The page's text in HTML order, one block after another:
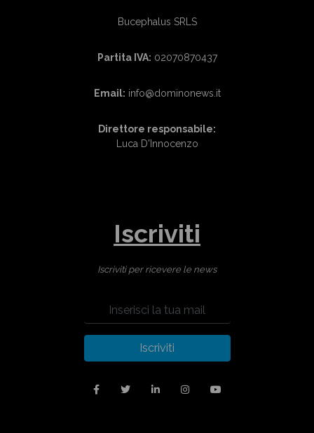
Bucephalus SRLS
Partita IVA: 02070870437
Email: info@dominonews.it
Direttore responsabile:
Luca D'Innocenzo
Iscriviti
Iscriviti per ricevere le news
Iscriviti